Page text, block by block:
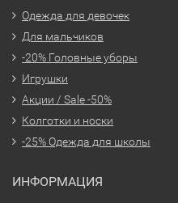
Одежда для девочек
Для мальчиков
-20% Головные уборы
Игрушки
Акции / Sale -50%
Колготки и носки
-25% Одежда для школы
ИНФОРМАЦИЯ